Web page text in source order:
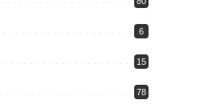
6
15
78